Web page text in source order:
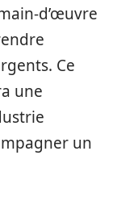
d’œuvre
Ce
une
un